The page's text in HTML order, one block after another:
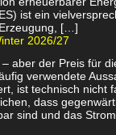
ist ein
[…]
2026/27
aber der Preis für
verwendete
ist technisch nicht
dass
sind und das